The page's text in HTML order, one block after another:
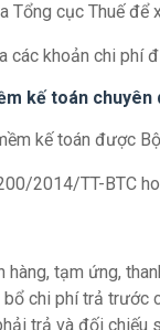
Tổng cục Thuế
các khoản chi phí
kế toán chuyên
kế toán được
2014/TT-BTC
hàng, tạm ứng,
chi phí trả trước
trả và đối chiếu